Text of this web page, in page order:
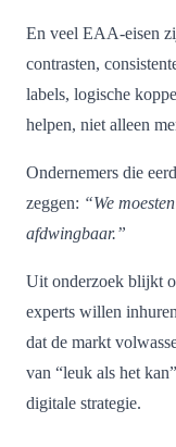
En veel EAA-eisen
contrasten,
labels, logische
helpen, niet alleen
Ondernemers die
zeggen: “We
afdwingbaar.”
Uit onderzoek blijkt
experts willen
dat de markt
van “leuk als het
digitale strategie.